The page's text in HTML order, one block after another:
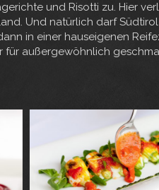
und Risotti zu. Hier
Und natürlich darf
in einer hauseigenen
für außergewöhnlich